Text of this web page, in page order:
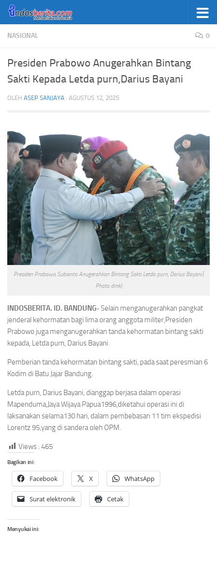
Skip to content
NASIONAL 0
Presiden Prabowo Anugerahkan Bintang
Sakti Kepada Letda purn,Darius Bayani
OLEH ASEP SANJAYA · AGUSTUS 12, 2025
Presiden Prabowo Subianto Anugerahkan Bintang Sakti Letda purn, Darius Bayani.(
Photo dmk)
INDOSBERITA. ID. BANDUNG-Selain menganugerahkan pangkat
jenderal kehormatan bagi lima orang anggota militer,Presiden
Prabowo juga menganugerahkan tanda kehormatan bintang sakti
kepada, Letda purn, Darius Bayani.
Pemberian tanda kehormatan bintang sakti, pada saat peresmian 6
Kodim di Batu Jajar Bandung.
Letda purn, Darius Bayani, dianggap berjasa dalam operasi
Mapenduma,Jaya Wijaya Papua1996,diketahui operasi ini di
laksanakan selama130 hari, dalam pembebasan 11 tim ekspedisi
Lorentz 95,yang di sandera oleh OPM.
Views : 465
Bagikan ini:
Facebook X WhatsApp
Surat elektronik Cetak
Menyukai ini: